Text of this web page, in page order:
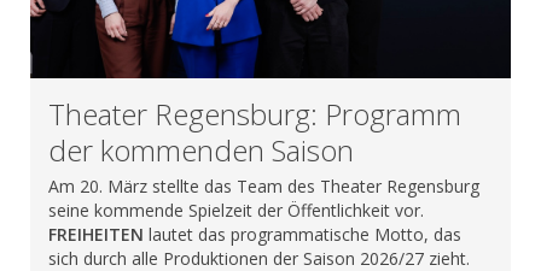
Theater Regensburg: Programm
der kommenden Saison
Am 20. März stellte das Team des Theater Regensburg
seine kommende Spielzeit der Öffentlichkeit vor.
FREIHEITEN lautet das programmatische Motto, das
sich durch alle Produktionen der Saison 2026/27 zieht.